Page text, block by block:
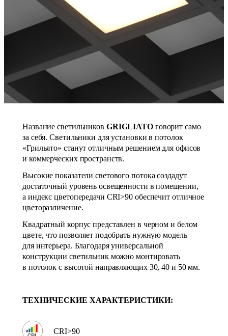
Название светильников GRIGLIATOговорит само
за себя. Светильники для установки в потолок
«Грильято» станут отличным решением для офисов
и коммерческих пространств.
Высокие показатели светового потока создадут
достаточный уровень освещенности в помещении,
а индекс цветопередачи CRI>90 обеспечит отличное
цветоразличение.
Квадратный корпус представлен в черном и белом
цвете, что позволяет подобрать нужную модель
для интерьера. Благодаря универсальной
конструкции светильник можно монтировать
в потолок с высотой направляющих 30, 40 и 50 мм.
ТЕХНИЧЕСКИЕ ХАРАКТЕРИСТИКИ:
CRI>90